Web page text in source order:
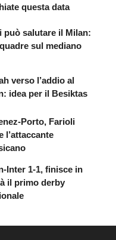
questa data
può salutare il Milan:
sul mediano
verso l’addio al
idea per il Besiktas
Porto, Farioli
l’attaccante
Inter 1-1, finisce in
il primo derby